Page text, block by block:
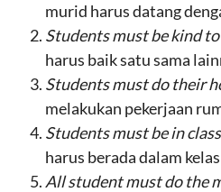
murid harus datang
Students must be kind
harus baik satu sama
Students must do their
melakukan pekerjaan
Students must be in
harus berada dalam
All student must do the